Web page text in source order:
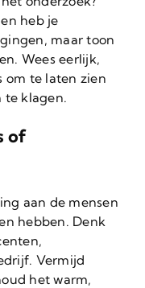
heb je
maar toon
Wees eerlijk,
om te laten zien
te klagen.
of
aan de mensen
hebben. Denk
Vermijd
het warm,